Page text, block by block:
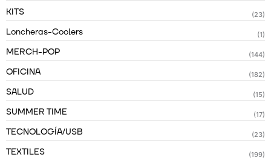
KITS (23)
Loncheras-Coolers (1)
MERCH-POP (144)
OFICINA (182)
SALUD (15)
SUMMER TIME (17)
TECNOLOGÍA/USB (23)
TEXTILES (199)